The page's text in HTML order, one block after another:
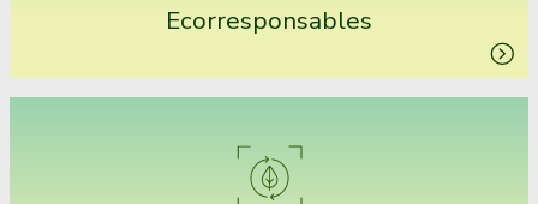
Ecorresponsables